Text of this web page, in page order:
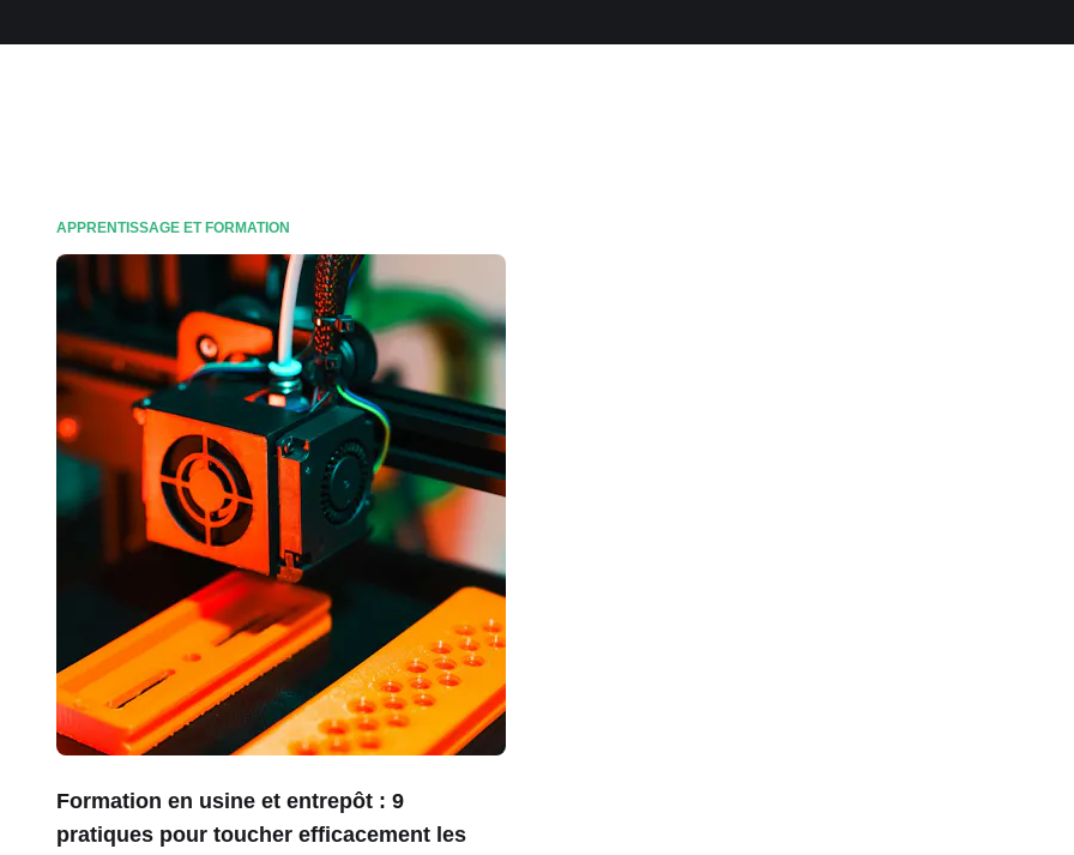
APPRENTISSAGE ET FORMATION
Formation en usine et entrepôt : 9
pratiques pour toucher efficacement les